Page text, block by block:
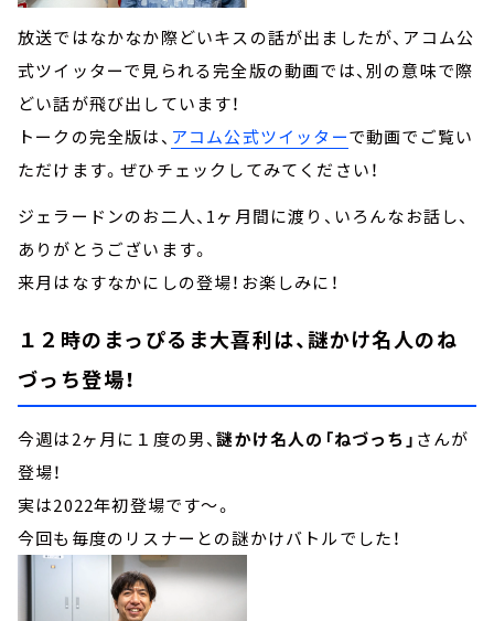
放送ではなかなか際どいキスの話が出ましたが、アコム公
式ツイッターで見られる完全版の動画では、別の意味で際
どい話が飛び出しています！
トークの完全版は、 アコム公式ツイッターで動画でご覧い
ただけます。ぜひチェックしてみてください！
ジェラードンのお二人、1ヶ月間に渡り、いろんなお話し、
ありがとうございます。
来月はなすなかにしの登場！お楽しみに！
１２時のまっぴるま大喜利は、謎かけ名人のね
づっち登場！
今週は2ヶ月に１度の男、謎かけ名人の「ねづっち」 さんが
登場！
実は2022年初登場です～。
今回も毎度のリスナーとの謎かけバトルでした！